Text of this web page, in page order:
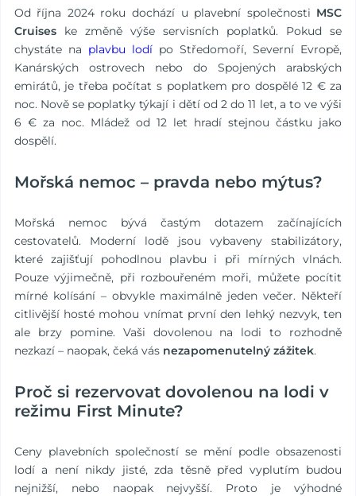
Od října 2024 roku dochází u plavební společnosti MSC
Cruiseske změně výše servisních poplatků. Pokud se
chystáte na plavbu lodí po Středomoří, Severní Evropě,
Kanárských ostrovech nebo do Spojených arabských
emirátů, je třeba počítat s poplatkem pro dospělé 12 € za
noc. Nově se poplatky týkají i dětí od 2 do 11 let, a to ve výši
6 € za noc. Mládež od 12 let hradí stejnou částku jako
dospělí.
Mořská nemoc – pravda nebo mýtus?
Mořská nemoc bývá častým dotazem začínajících
cestovatelů. Moderní lodě jsou vybaveny stabilizátory,
které zajišťují pohodlnou plavbu i při mírných vlnách.
Pouze výjimečně, při rozbouřeném moři, můžete pocítit
mírné kolísání – obvykle maximálně jeden večer. Někteří
citlivější hosté mohou vnímat první den lehký nezvyk, ten
ale brzy pomine. Vaši dovolenou na lodi to rozhodně
nezkazí – naopak, čeká vás nezapomenutelný zážitek.
Proč si rezervovat dovolenou na lodi v
režimu First Minute?
Ceny plavebních společností se mění podle obsazenosti
lodí a není nikdy jisté, zda těsně před vyplutím budou
nejnižší, nebo naopak nejvyšší. Proto je výhodné